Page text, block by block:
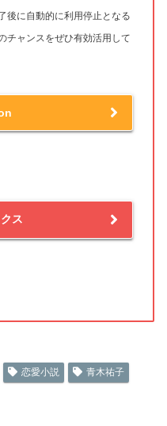
後に自動的に利用停止となる
チャンスをぜひ有効活用して
ス
恋愛小説 青木祐子